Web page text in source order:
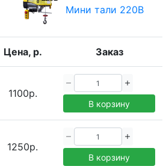
Мини тали 220В
Цена, р. Заказ
1100р.
В корзину
1250р.
В корзину